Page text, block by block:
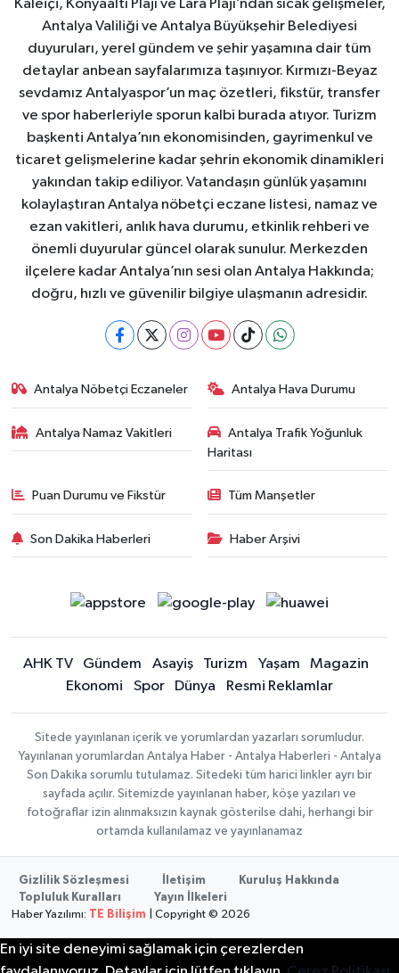
Kaleiçi, Konyaaltı Plajı ve Lara Plajı’ndan sıcak gelişmeler,
Antalya Valiliği ve Antalya Büyükşehir Belediyesi
duyuruları, yerel gündem ve şehir yaşamına dair tüm
detaylar anbean sayfalarımıza taşınıyor. Kırmızı-Beyaz
sevdamız Antalyaspor’un maç özetleri, fikstür, transfer
ve spor haberleriyle sporun kalbi burada atıyor. Turizm
başkenti Antalya’nın ekonomisinden, gayrimenkul ve
ticaret gelişmelerine kadar şehrin ekonomik dinamikleri
yakından takip ediliyor. Vatandaşın günlük yaşamını
kolaylaştıran Antalya nöbetçi eczane listesi, namaz ve
ezan vakitleri, anlık hava durumu, etkinlik rehberi ve
önemli duyurular güncel olarak sunulur. Merkezden
ilçelere kadar Antalya’nın sesi olan Antalya Hakkında;
doğru, hızlı ve güvenilir bilgiye ulaşmanın adresidir.
Antalya Nöbetçi Eczaneler Antalya Hava Durumu
Antalya Namaz Vakitleri
Antalya Trafik Yoğunluk
Haritası
Puan Durumu ve Fikstür Tüm Manşetler
Son Dakika Haberleri Haber Arşivi
AHK TV Gündem Asayiş Turizm Yaşam
Magazin
Ekonomi
Spor Dünya Resmi Reklamlar
Sitede yayınlanan içerik ve yorumlardan yazarları sorumludur.
Yayınlanan yorumlardan Antalya Haber - Antalya Haberleri - Antalya
Son Dakika sorumlu tutulamaz. Sitedeki tüm harici linkler ayrı bir
sayfada açılır. Sitemizde yayınlanan haber, köşe yazıları ve
fotoğraflar izin alınmaksızın kaynak gösterilse dahi, herhangi bir
ortamda kullanılamaz ve yayınlanamaz
Gizlilik Sözleşmesi İletişim
Kuruluş Hakkında
Topluluk Kuralları
Yayın İlkeleri
Haber Yazılımı: TE Bilişim | Copyright © 2026
En iyi site deneyimi sağlamak için çerezlerden